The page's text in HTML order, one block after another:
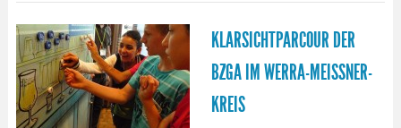
KLARSICHTPARCOUR DER
BZGA IM WERRA-MEISSNER-K
REIS